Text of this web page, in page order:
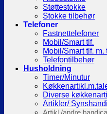
Støttestokke
Stokke tilbehør
Telefoner
Fastnettelefoner
Mobil/Smart tlf.
Mobil/Smart tlf. m.
Telefontilbehør
Husholdning
Timer/Minutur
Diverse
Artikler/
Artikl./andre